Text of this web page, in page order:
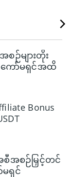
စဉ်များတိုး
ထိကော်မရှင်အထိ
Bonus
စီအစဉ်မြှင့်တင်
မရှင်